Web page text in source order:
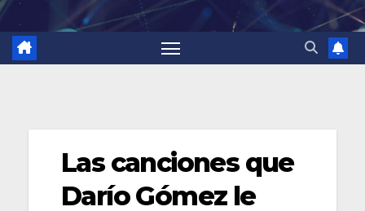
Las canciones que
Darío Gómez le